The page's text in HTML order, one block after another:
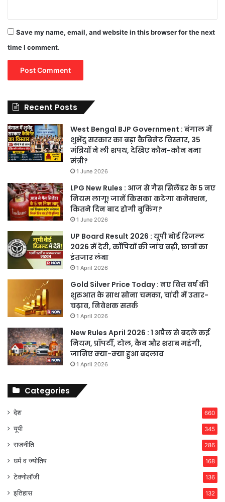
Save my name, email, and website in this browser for the next
time I comment.
Recent Posts
West Bengal BJP Government : बंगाल में
शुभेंदु सरकार का बड़ा कैबिनेट विस्तार, 35
मंत्रियों ने ली शपथ, देखिए कौन-कौन बना
मंत्री?
1 June 2026
LPG New Rules : आज से गैस सिलेंडर के 5 नए
नियम लागू! जानें किसका कटेगा कनेक्शन,
कितने दिन बाद होगी बुकिंग?
1 June 2026
UP Board Result 2026 : यूपी बोर्ड रिजल्ट
2026 में देरी, कॉपियों की जांच बढ़ी, छात्रों का
इंतजार लंबा
1 April 2026
Gold Silver Price Today : नए वित्त वर्ष की
शुरुआत के साथ सोना चमका, चांदी में उतार-
चढ़ाव, निवेशक सतर्क
1 April 2026
New Rules April 2026 : 1 अप्रैल से बदले कई
नियम, प्रॉपर्टी, टोल, कैब और शराब महंगी,
जानिए क्या-क्या हुआ बदलाव
1 April 2026
Categories
देश 660
यूपी 345
राजनीति 286
धर्म व ज्योतिष 168
टेक्नोलॉजी 136
इतिहास 132